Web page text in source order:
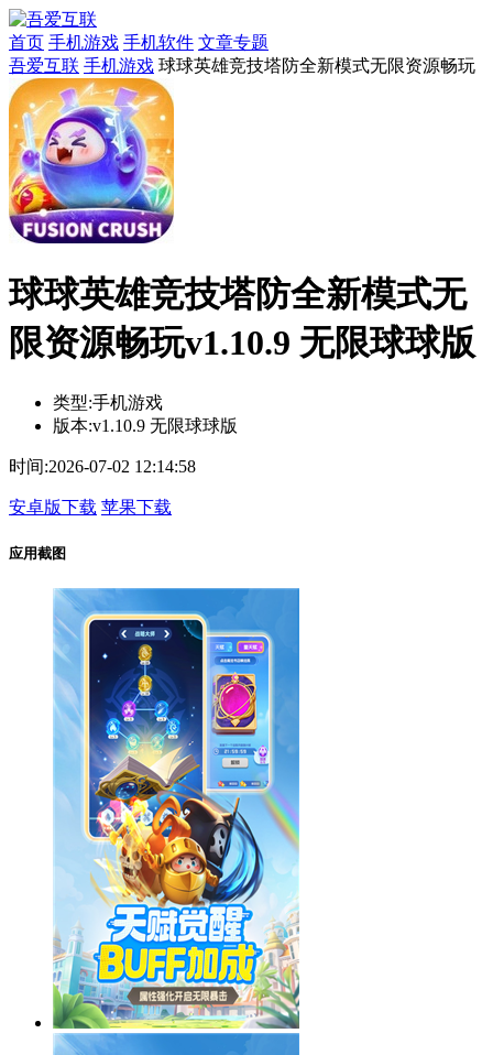
首页 手机游戏 手机软件 文章专题
吾爱互联 手机游戏 球球英雄竞技塔防全新模式无限资源畅玩
球球英雄竞技塔防全新模式无
限资源畅玩v1.10.9 无限球球版
类型:手机游戏
版本:v1.10.9 无限球球版
时间:2026-07-02 12:14:58
安卓版下载 苹果下载
应用截图